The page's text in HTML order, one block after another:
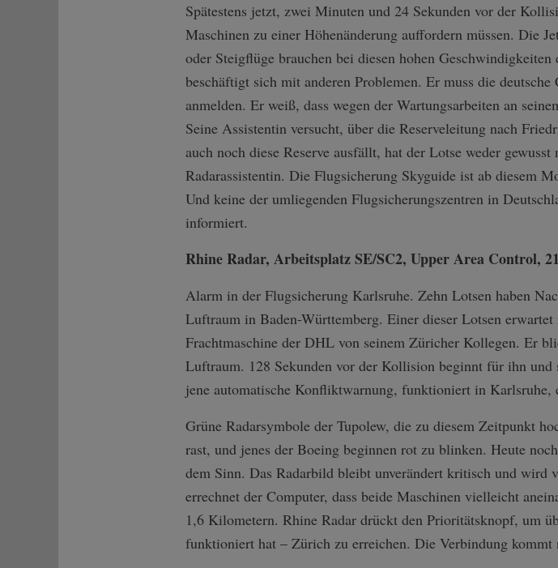
Spätestens jetzt, zwei Minuten und 24 Sekunden vor der
Maschinen zu einer Höhenänderung auffordern müssen. Die
oder Steigflüge brauchen bei diesen hohen
beschäftigt sich mit anderen Problemen. Er muss die
anmelden. Er weiß, dass wegen der Wartungsarbeiten an
Seine Assistentin versucht, über die Reserveleitung nach
auch noch diese Reserve ausfällt, hat der Lotse weder
Radarassistentin. Die Flugsicherung Skyguide ist ab diesem
Und keine der umliegenden Flugsicherungszentren in
informiert.
Rhine Radar, Arbeitsplatz SE/SC2, Upper Area Control,
Alarm in der Flugsicherung Karlsruhe. Zehn Lotsen haben
Luftraum in Baden-Württemberg. Einer dieser Lotsen
Frachtmaschine der DHL von seinem Züricher Kollegen. Er
Luftraum. 128 Sekunden vor der Kollision beginnt für ihn
jene automatische Konfliktwarnung, funktioniert in Karlsruhe,
Grüne Radarsymbole der Tupolew, die zu diesem Zeitpunkt
rast, und jenes der Boeing beginnen rot zu blinken. Heute
dem Sinn. Das Radarbild bleibt unverändert kritisch und wird
errechnet der Computer, dass beide Maschinen vielleicht
1,6 Kilometern. Rhine Radar drückt den Prioritätsknopf, um
funktioniert hat – Zürich zu erreichen. Die Verbindung kommt